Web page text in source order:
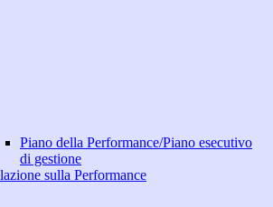
Piano della Performance/Piano esecutivo
di gestione
sulla Performance